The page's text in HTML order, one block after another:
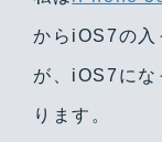
からiOS7の入
が、iOS7にな
ります。